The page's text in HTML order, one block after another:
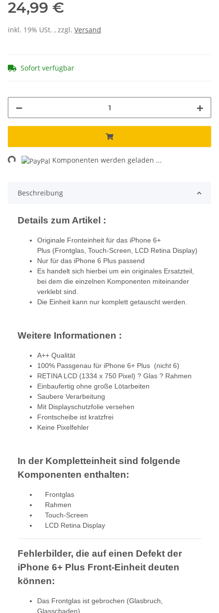
24,99 €
inkl. 19% USt. , zzgl. Versand
Sofort verfügbar
Loading... Komponenten werden geladen ...
Beschreibung
Details zum Artikel :
Originale Fronteinheit für das iPhone 6+
Plus (Frontglas, Touch-Screen, LCD Retina Display)
Nur für das iPhone 6 Plus passend
Es handelt sich hierbei um ein originales Ersatzteil,
bei dem die einzelnen Komponenten miteinander
verklebt sind.
Die Einheit kann nur komplett getauscht werden.
Weitere Informationen :
A++ Qualität
100% Passgenau für iPhone 6+ Plus (nicht 6)
RETINA LCD (1334 x 750 Pixel) ? Glas ? Rahmen
Einbaufertig ohne große Lötarbeiten
Saubere Verarbeitung
Mit Displayschutzfolie versehen
Frontscheibe ist kratzfrei
Keine Pixelfehler
In der Kompletteinheit sind folgende
Komponenten enthalten:
Frontglas
Rahmen
Touch-Screen
LCD Retina Display
Fehlerbilder, die auf einen Defekt der
iPhone 6+ Plus Front-Einheit deuten
können:
Das Frontglas ist gebrochen (Glasbruch,
Glasschaden)